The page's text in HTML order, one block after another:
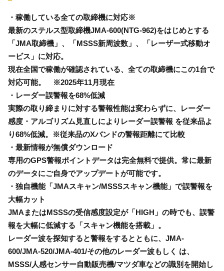
・稼働している全ての取締機に対応※
最新のステルス型取締機JMA-600(NTG-962)をはじめとする
「JMA取締機」、「MSSS新周波数」、「レーザー式移動オ
ービス」に対応。
現在全国で稼働が確認されている、全ての取締機にこの1台で
対応可能。 ※2025年11月現在
・レーダー誤警報を68%低減
実際の取り締まりに対する警報性能は変わらずに、レーダー
感度・アルゴリズム見直しによりレーダー誤警報 を従来品よ
り68%低減。※従来品のXバンドの警報距離にて比較
・最新情報が無償ダウンロード
専用のGPS警報ポイントデータは完全無料で提供。常に最新
のデータにご自身でアップデートが可能です。
・独自機能「JMAスキャン/MSSSスキャン機能」で誤警報を
大幅カット
JMAまたはMSSSの受信感度設定が「HIGH」の時でも、誤警
報を大幅に低減する「スキャン機能を搭載」。
レーダー波を探知すると警報をするとともに、JMA-
600/JMA-520/JMA-401/その他のレーダー波もしく は、
MSSS/人感センサー自動販売機/マツダ車などの識別を開始し